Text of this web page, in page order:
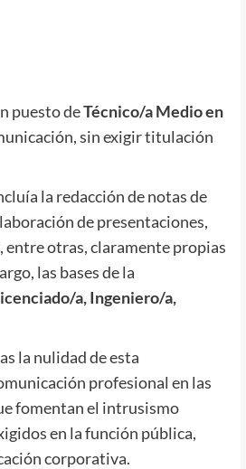
puesto deTécnico/a Medio en
sin exigir titulación
la redacción de notas de
de presentaciones,
otras, claramente propias
las bases de la
a, Ingeniero/a,
la nulidad de esta
profesional en las
fomentan el intrusismo
en la función pública,
corporativa.